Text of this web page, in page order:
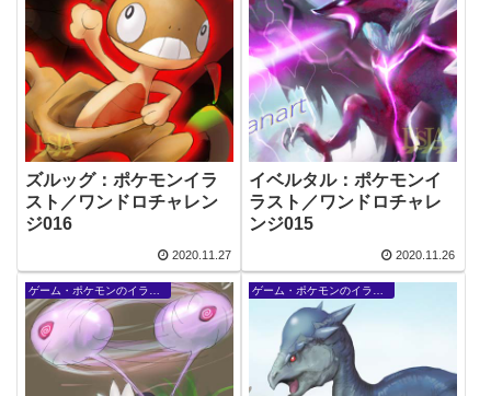
ズルッグ：ポケモンイラ
スト／ワンドロチャレン
ジ016
2020.11.27
イベルタル：ポケモンイ
ラスト／ワンドロチャレ
ンジ015
2020.11.26
ゲーム・ポケモンのイラスト ゲーム・ポケモンのイラスト